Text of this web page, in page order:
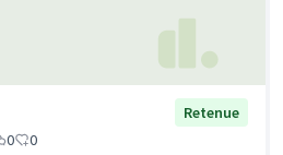
Retenue
0 0